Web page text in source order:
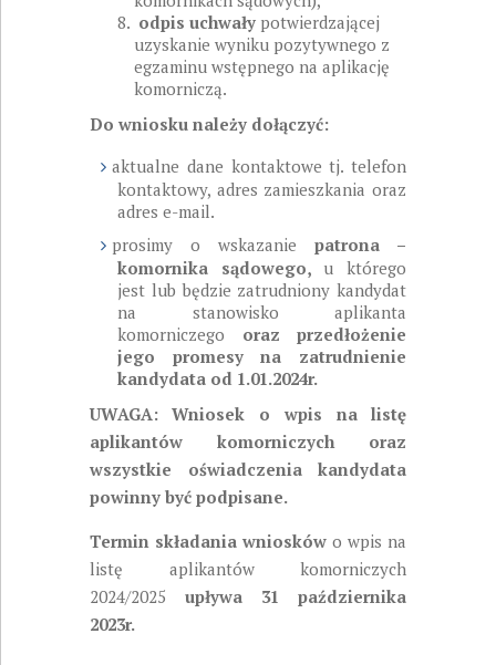
odpis uchwałypotwierdzającej
uzyskanie wyniku pozytywnego z
egzaminu wstępnego na aplikację
komorniczą.
Do wniosku należy dołączyć:
aktualne dane kontaktowe tj. telefon
kontaktowy, adres zamieszkania oraz
adres e-mail.
prosimy o wskazaniepatrona –
komornika sądowego, u którego
jest lub będzie zatrudniony kandydat
na stanowisko aplikanta
komorniczego oraz przedłożenie
jego promesy na zatrudnienie
kandydata od 1.01.2024r.
UWAGA: Wniosek o wpis na listę
aplikantów komorniczych oraz
wszystkie oświadczenia kandydata
powinny być podpisane.
Termin składania wnioskówo wpis na
listę aplikantów komorniczych
2024/2025 upływa 31 października
2023r.